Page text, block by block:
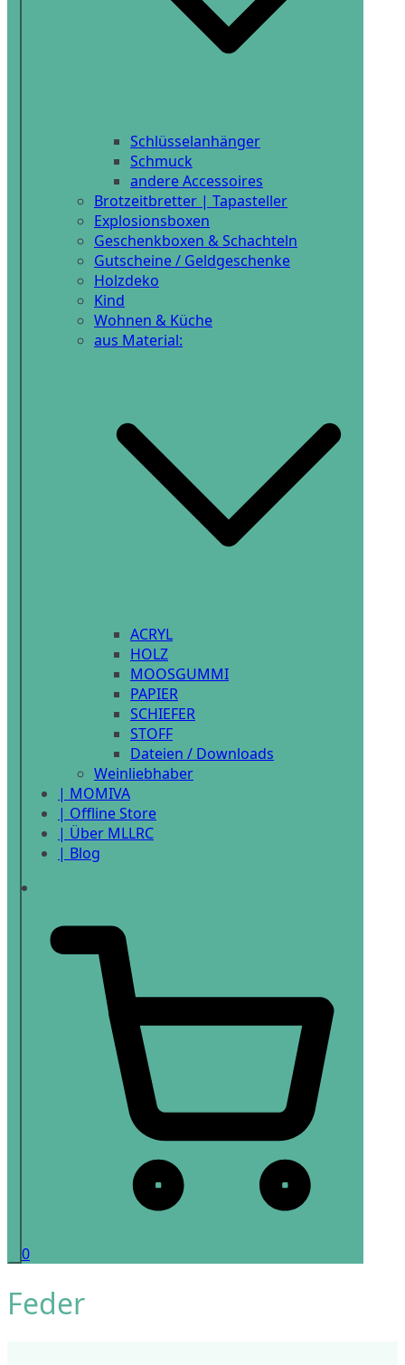
Schlüsselanhänger
Schmuck
andere Accessoires
Brotzeitbretter | Tapasteller
Explosionsboxen
Geschenkboxen & Schachteln
Gutscheine / Geldgeschenke
Holzdeko
Kind
Wohnen & Küche
aus Material:
ACRYL
HOLZ
MOOSGUMMI
PAPIER
SCHIEFER
STOFF
Dateien / Downloads
Weinliebhaber
| MOMIVA
| Offline Store
| Über MLLRC
| Blog
0
Feder